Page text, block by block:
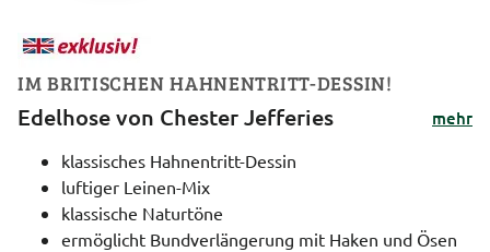
IM BRITISCHEN HAHNENTRITT-DESSIN!
Edelhose von Chester Jefferies
mehr
klassisches Hahnentritt-Dessin
luftiger Leinen-Mix
klassische Naturtöne
ermöglicht Bundverlängerung mit Haken und Ösen